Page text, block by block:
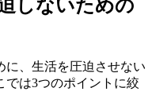
しないための
に、生活を圧迫させない
では3つのポイントに絞